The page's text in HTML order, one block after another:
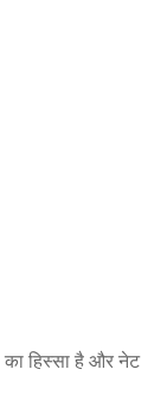
का हिस्सा है और नेट